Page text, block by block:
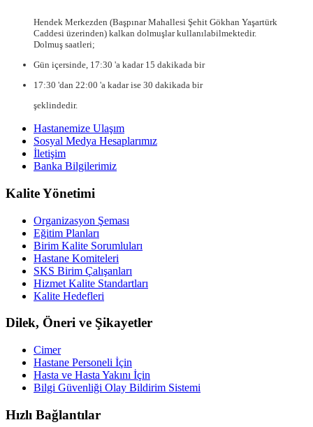
Hendek Merkezden (Başpınar Mahallesi Şehit Gökhan Yaşartürk
Caddesi üzerinden) kalkan dolmuşlar kullanılabilmektedir.
Dolmuş saatleri;
Gün içersinde, 17:30 'a kadar 15 dakikada bir
17:30 'dan 22:00 'a kadar ise 30 dakikada bir
şeklindedir.
Hastanemize Ulaşım
Sosyal Medya Hesaplarımız
İletişim
Banka Bilgilerimiz
Kalite Yönetimi
Organizasyon Şeması
Eğitim Planları
Birim Kalite Sorumluları
Hastane Komiteleri
SKS Birim Çalışanları
Hizmet Kalite Standartları
Kalite Hedefleri
Dilek, Öneri ve Şikayetler
Cimer
Hastane Personeli İçin
Hasta ve Hasta Yakını İçin
Bilgi Güvenliği Olay Bildirim Sistemi
Hızlı Bağlantılar